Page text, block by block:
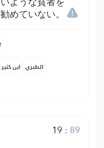
ような貧者を
めていない。
ابن كثير الطبري
19: 89